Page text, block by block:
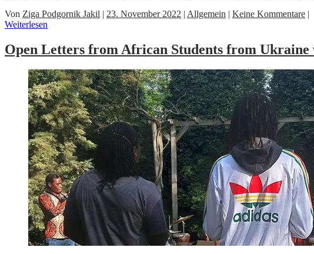
Von Ziga Podgornik Jakil | 23. November 2022 | Allgemein | Keine Kommentare |
Weiterlesen
Open Letters from African Students from Ukraine